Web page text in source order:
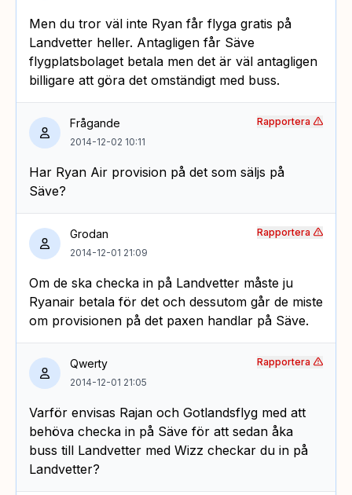
Men du tror väl inte Ryan får flyga gratis på
Landvetter heller. Antagligen får Säve
flygplatsbolaget betala men det är väl antagligen
billigare att göra det omständigt med buss.
Frågande
2014-12-02 10:11
Har Ryan Air provision på det som säljs på
Säve?
Rapportera
Grodan
2014-12-01 21:09
Om de ska checka in på Landvetter måste ju
Ryanair betala för det och dessutom går de miste
om provisionen på det paxen handlar på Säve.
Rapportera
Qwerty
2014-12-01 21:05
Varför envisas Rajan och Gotlandsflyg med att
behöva checka in på Säve för att sedan åka
buss till Landvetter med Wizz checkar du in på
Landvetter?
Rapportera